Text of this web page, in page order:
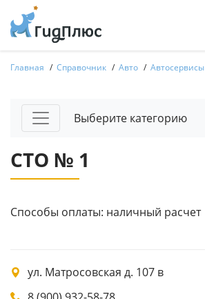
Главная Справочник Авто Автосервисы
Выберите категорию
СТО № 1
Способы оплаты: наличный расчет
ул. Матросовская д. 107 в